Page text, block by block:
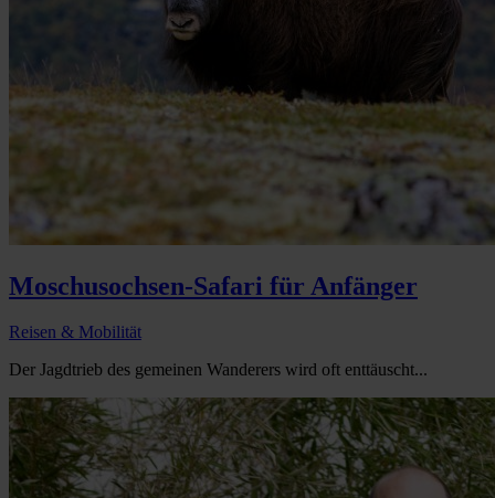
Moschusochsen-Safari für Anfänger
Reisen & Mobilität
Der Jagdtrieb des gemeinen Wanderers wird oft enttäuscht...